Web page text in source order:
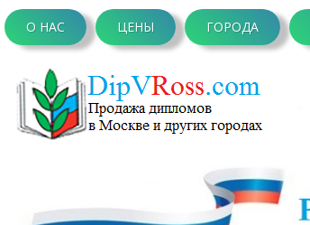
О НАС ЦЕНЫ ГОРОДА